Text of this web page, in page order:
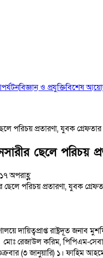
পর্যটনবিজ্ঞান ও প্রযুক্তিবিশেষ
পরিচয় প্রতারণা, যুবক গ্রেফতার
ছেলে পরিচয়
অপরাহ্ণ
দায়িত্বপ্রাপ্ত
রেজাউল করিম, পিপিএম-
(৩ জানুয়ারি) ১। ফাহিম